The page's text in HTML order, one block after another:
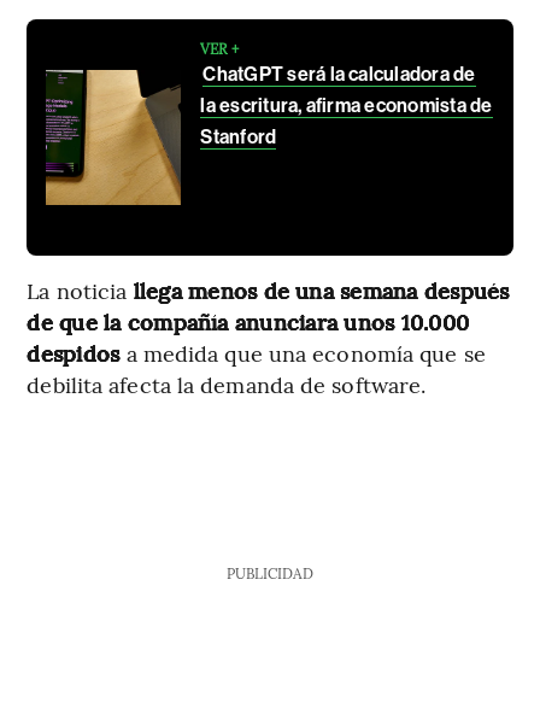
VER +
ChatGPT será la calculadora de
la escritura, afirma economista de
Stanford
La noticia llega menos de una semana después
de que la compañía anunciara unos 10.000
despidos a medida que una economía que se
debilita afecta la demanda de software.
PUBLICIDAD